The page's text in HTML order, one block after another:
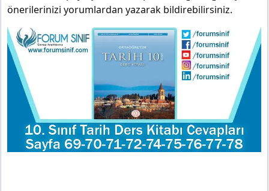
önerilerinizi yorumlardan yazarak bildirebilirsiniz.